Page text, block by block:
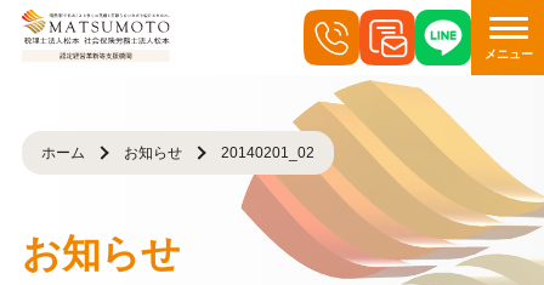
メニュー
ホーム お知らせ 20140201_02
お知らせ